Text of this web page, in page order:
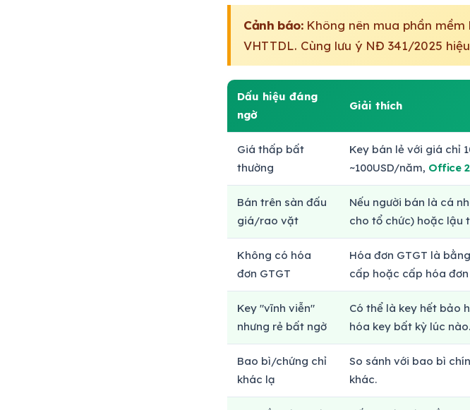
Cảnh báo:Không nên mua phần
VHTTDL. Cùng lưu ý NĐ 341/2025
Dấu hiệu đáng
ngờ
Giải thích
Giá thấp bất
thường
Key bán lẻ với giá chỉ
~100USD/năm, Office
Bán trên sàn đấu
giá/rao vặt
Nếu người bán là cá
cho tổ chức) hoặc lậu
Không có hóa
đơn GTGT
Hóa đơn GTGT là
cấp hoặc cấp hóa
Key "vĩnh viễn"
nhưng rẻ bất ngờ
Có thể là key hết bảo
hóa key bất kỳ lúc nào.
Bao bì/chứng chỉ
khác lạ
So sánh với bao bì
khác.